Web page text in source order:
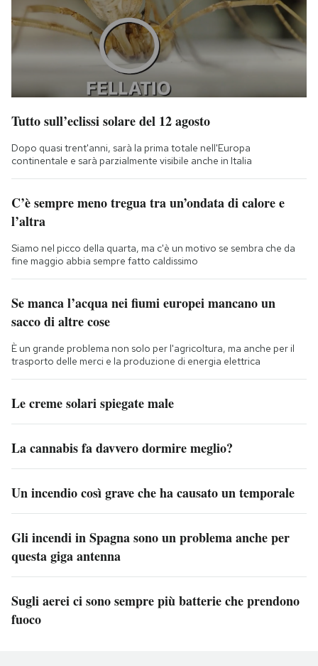
Tutto sull’eclissi solare del 12 agosto
Dopo quasi trent'anni, sarà la prima totale nell'Europa
continentale e sarà parzialmente visibile anche in Italia
C’è sempre meno tregua tra un’ondata di calore e
l’altra
Siamo nel picco della quarta, ma c'è un motivo se sembra che da
fine maggio abbia sempre fatto caldissimo
Se manca l’acqua nei fiumi europei mancano un
sacco di altre cose
È un grande problema non solo per l'agricoltura, ma anche per il
trasporto delle merci e la produzione di energia elettrica
Le creme solari spiegate male
La cannabis fa davvero dormire meglio?
Un incendio così grave che ha causato un temporale
Gli incendi in Spagna sono un problema anche per
questa giga antenna
Sugli aerei ci sono sempre più batterie che prendono
fuoco